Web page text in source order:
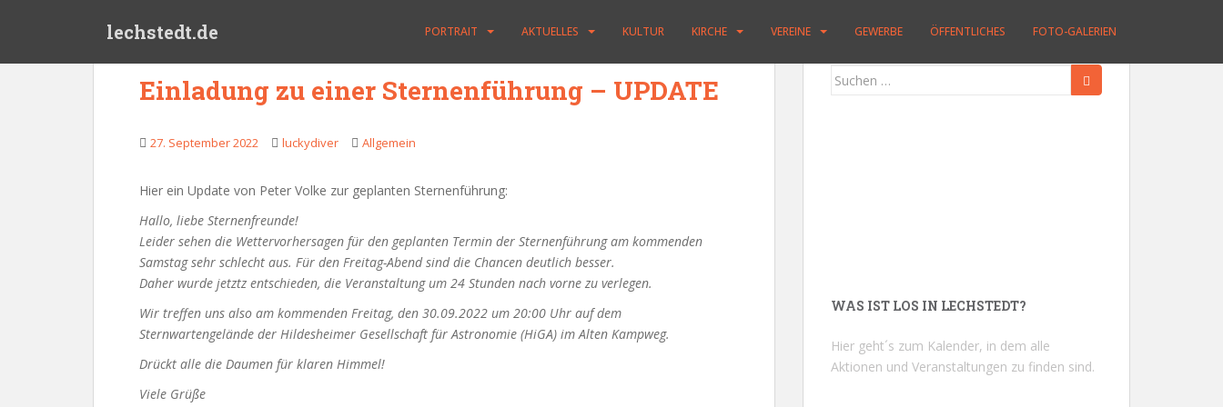
lechstedt.de PORTRAIT AKTUELLES KULTUR KIRCHE VEREINE GEWERBE ÖFFENTLICHES FOTO-GALERIEN
Einladung zu einer Sternenführung – UPDATE
27. September 2022 luckydiver Allgemein
Hier ein Update von Peter Volke zur geplanten Sternenführung:
Hallo, liebe Sternenfreunde!
Leider sehen die Wettervorhersagen für den geplanten Termin der Sternenführung am kommenden
Samstag sehr schlecht aus. Für den Freitag-Abend sind die Chancen deutlich besser.
Daher wurde jetztz entschieden, die Veranstaltung um 24 Stunden nach vorne zu verlegen.
Wir treffen uns also am kommenden Freitag, den 30.09.2022 um 20:00 Uhr auf dem
Sternwartengelände der Hildesheimer Gesellschaft für Astronomie (HiGA) im Alten Kampweg.
Drückt alle die Daumen für klaren Himmel!
Viele Grüße
Suchen
WAS IST LOS IN LECHSTEDT?
Hier geht´s zum Kalender, in dem alle
Aktionen und Veranstaltungen zu finden sind.